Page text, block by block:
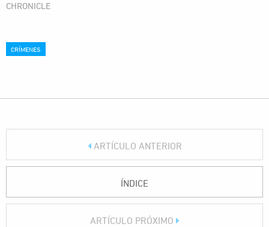
CHRONICLE
CRÍMENES
ARTÍCULO ANTERIOR
ÍNDICE
ARTÍCULO PRÓXIMO